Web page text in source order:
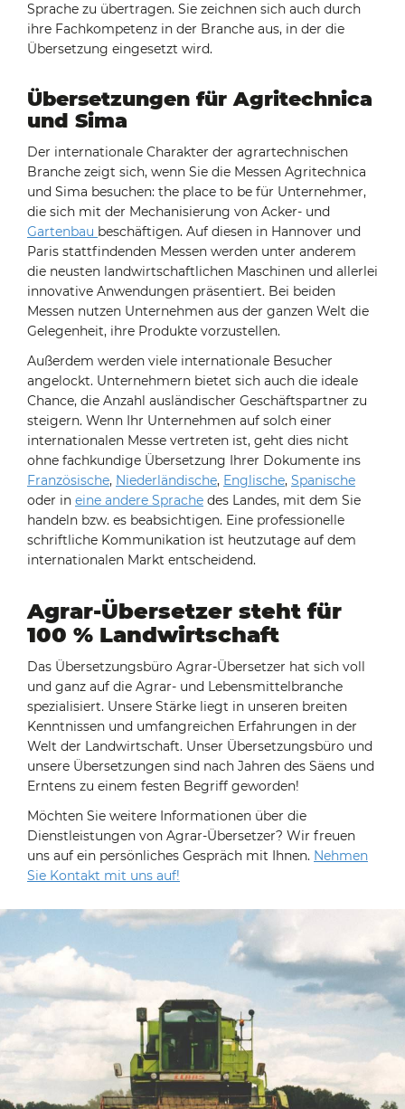
Sprache zu übertragen. Sie zeichnen sich auch durch
ihre Fachkompetenz in der Branche aus, in der die
Übersetzung eingesetzt wird.
Übersetzungen für Agritechnica
und Sima
Der internationale Charakter der agrartechnischen
Branche zeigt sich, wenn Sie die Messen Agritechnica
und Sima besuchen: the place to be für Unternehmer,
die sich mit der Mechanisierung von Acker- und
Gartenbau beschäftigen. Auf diesen in Hannover und
Paris stattfindenden Messen werden unter anderem
die neusten landwirtschaftlichen Maschinen und allerlei
innovative Anwendungen präsentiert. Bei beiden
Messen nutzen Unternehmen aus der ganzen Welt die
Gelegenheit, ihre Produkte vorzustellen.
Außerdem werden viele internationale Besucher
angelockt. Unternehmern bietet sich auch die ideale
Chance, die Anzahl ausländischer Geschäftspartner zu
steigern. Wenn Ihr Unternehmen auf solch einer
internationalen Messe vertreten ist, geht dies nicht
ohne fachkundige Übersetzung Ihrer Dokumente ins
Französische, Niederländische, Englische, Spanische
oder in eine andere Sprache des Landes, mit dem Sie
handeln bzw. es beabsichtigen. Eine professionelle
schriftliche Kommunikation ist heutzutage auf dem
internationalen Markt entscheidend.
Agrar-Übersetzer steht für
100 % Landwirtschaft
Das Übersetzungsbüro Agrar-Übersetzer hat sich voll
und ganz auf die Agrar- und Lebensmittelbranche
spezialisiert. Unsere Stärke liegt in unseren breiten
Kenntnissen und umfangreichen Erfahrungen in der
Welt der Landwirtschaft. Unser Übersetzungsbüro und
unsere Übersetzungen sind nach Jahren des Säens und
Erntens zu einem festen Begriff geworden!
Möchten Sie weitere Informationen über die
Dienstleistungen von Agrar-Übersetzer? Wir freuen
uns auf ein persönliches Gespräch mit Ihnen. Nehmen
Sie Kontakt mit uns auf!